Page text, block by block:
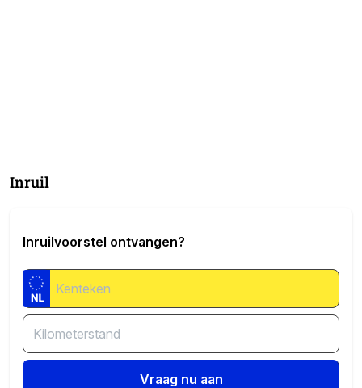
Inruil
Inruilvoorstel ontvangen?
Vraag nu aan